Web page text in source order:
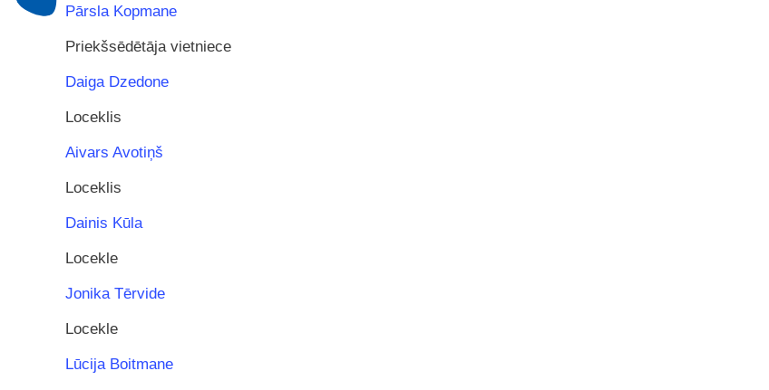
Pārsla Kopmane
Priekšsēdētāja vietniece
Daiga Dzedone
Loceklis
Aivars Avotiņš
Loceklis
Dainis Kūla
Locekle
Jonika Tērvide
Locekle
Lūcija Boitmane